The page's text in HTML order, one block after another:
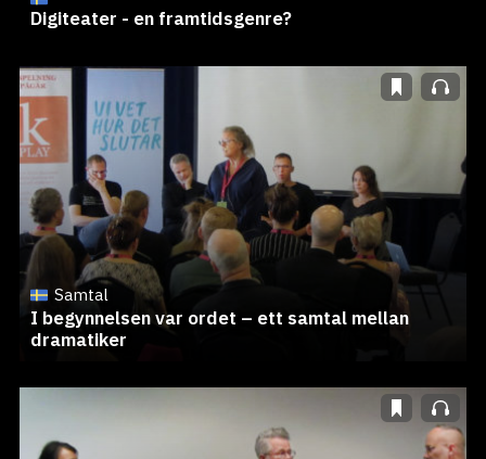
Digiteater - en framtidsgenre?
Samtal
I begynnelsen var ordet – ett samtal mellan
dramatiker